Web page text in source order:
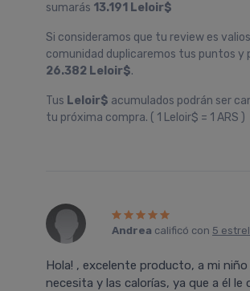
sumarás 13.191 Leloir$
Si consideramos que tu review es
comunidad duplicaremos tus puntos y
26.382 Leloir$.
Tus Leloir$ acumulados podrán ser
tu próxima compra. ( 1 Leloir$ = 1 ARS )
Andrea calificó con 5
Hola! , excelente producto, a mi
necesita y las calorías, ya que a él le